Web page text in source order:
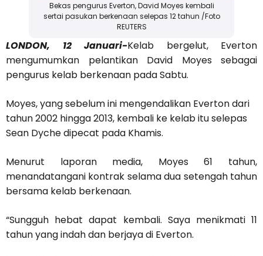
Bekas pengurus Everton, David Moyes kembali
sertai pasukan berkenaan selepas 12 tahun /Foto
REUTERS
LONDON, 12 Januari-Kelab bergelut, Everton
mengumumkan pelantikan David Moyes sebagai
pengurus kelab berkenaan pada Sabtu.
Moyes, yang sebelum ini mengendalikan Everton dari
tahun 2002 hingga 2013, kembali ke kelab itu selepas
Sean Dyche dipecat pada Khamis.
Menurut laporan media, Moyes 61 tahun,
menandatangani kontrak selama dua setengah tahun
bersama kelab berkenaan.
“Sungguh hebat dapat kembali. Saya menikmati 11
tahun yang indah dan berjaya di Everton.